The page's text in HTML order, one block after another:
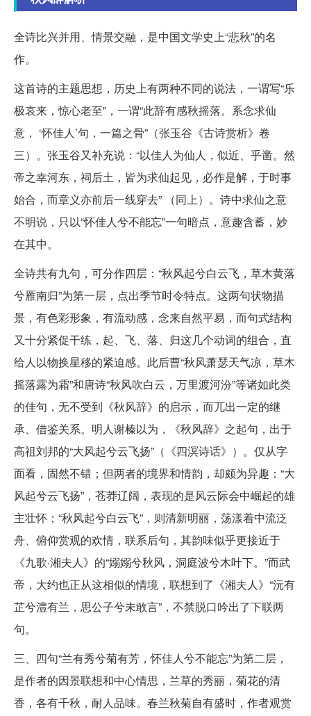
全诗比兴并用、情景交融，是中国文学史上“悲秋”的名
作。
这首诗的主题思想，历史上有两种不同的说法，一谓写“乐
极哀来，惊心老至”，一谓“此辞有感秋摇落。系念求仙
意， ‘怀佳人’句，一篇之骨”（张玉谷《古诗赏析》卷
三）。张玉谷又补充说：“以佳人为仙人，似近、乎凿。然
帝之幸河东，祠后土，皆为求仙起见，必作是解，于时事
始合，而章义亦前后一线穿去” （同上）。诗中求仙之意
不明说，只以“怀佳人兮不能忘”一句暗点，意趣含蓄，妙
在其中。
全诗共有九句，可分作四层：“秋风起兮白云飞，草木黄落
兮雁南归”为第一层，点出季节时令特点。这两句状物描
景，有色彩形象，有流动感，念来自然平易，而句式结构
又十分紧促干练，起、飞、落、归这几个动词的组合，直
给人以物换星移的紧迫感。此后曹“秋风萧瑟天气凉，草木
摇落露为霜”和唐诗“秋风吹白云，万里渡河汾”等诸如此类
的佳句，无不受到《秋风辞》的启示，而兀出一定的继
承、借鉴关系。明人谢榛以为，《秋风辞》之起句，出于
高祖刘邦的“大风起兮云飞扬”（《四溟诗话》）。仅从字
面看，固然不错；但两者的境界和情韵，却颇为异趣：“大
风起兮云飞扬”，苍莽辽阔，表现的是风云际会中崛起的雄
主壮怀；“秋风起兮白云飞”，则清新明丽，荡漾着中流泛
舟、俯仰赏观的欢情，联系后句，其韵味似乎更接近于
《九歌·湘夫人》的“嫋嫋兮秋风，洞庭波兮木叶下。”而武
帝，大约也正从这相似的情境，联想到了《湘夫人》“沅有
芷兮澧有兰，思公子兮未敢言”，不禁脱口吟出了下联两
句。
三、四句“兰有秀兮菊有芳，怀佳人兮不能忘”为第二层，
是作者的因景联想和中心情思，兰草的秀丽，菊花的清
香，各有千秋，耐人品味。春兰秋菊自有盛时，作者观赏